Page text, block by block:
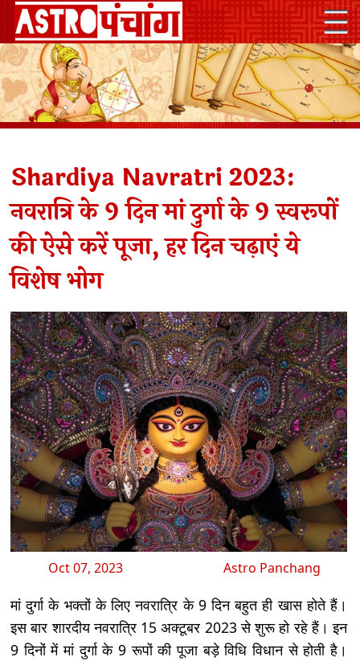
Shardiya Navratri 2023:
नवरात्रि के 9 दिन मां दुर्गा के 9 स्वरूपों
की ऐसे करें पूजा, हर दिन चढ़ाएं ये
विशेष भोग
Oct 07, 2023 Astro Panchang
मां दुर्गा के भक्तों के लिए नवरात्रि के 9 दिन बहुत ही खास होते हैं।
इस बार शारदीय नवरात्रि 15 अक्टूबर 2023 से शुरू हो रहे हैं। इन
9 दिनों में मां दुर्गा के 9 रूपों की पूजा बड़े विधि विधान से होती है।